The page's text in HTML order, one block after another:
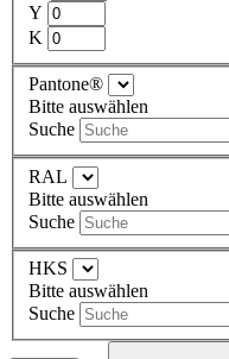
Y
K
Pantone®
Bitte auswählen
Suche
RAL
Bitte auswählen
Suche
HKS
Bitte auswählen
Suche